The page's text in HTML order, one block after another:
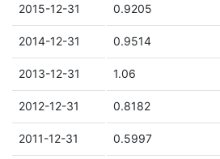
2015-12-31 0.9205
2014-12-31 0.9514
2013-12-31 1.06
2012-12-31 0.8182
2011-12-31 0.5997